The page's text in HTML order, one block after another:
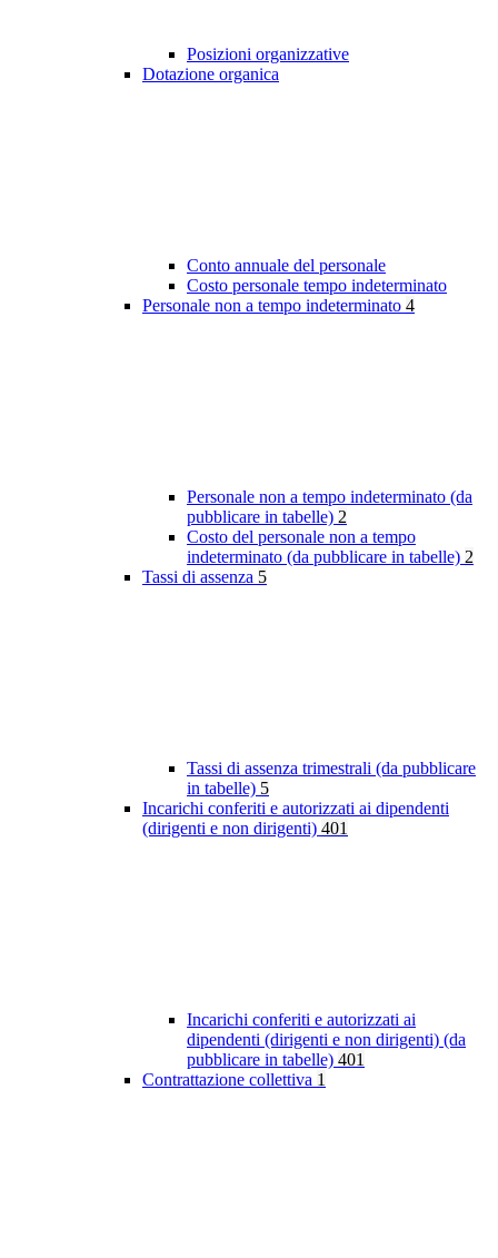
Posizioni organizzative
Dotazione organica
Conto annuale del personale
Costo personale tempo indeterminato
Personale non a tempo indeterminato 4
Personale non a tempo indeterminato (da
pubblicare in tabelle) 2
Costo del personale non a tempo
indeterminato (da pubblicare in tabelle) 2
Tassi di assenza 5
Tassi di assenza trimestrali (da pubblicare
in tabelle) 5
Incarichi conferiti e autorizzati ai dipendenti
(dirigenti e non dirigenti) 401
Incarichi conferiti e autorizzati ai
dipendenti (dirigenti e non dirigenti) (da
pubblicare in tabelle) 401
Contrattazione collettiva 1